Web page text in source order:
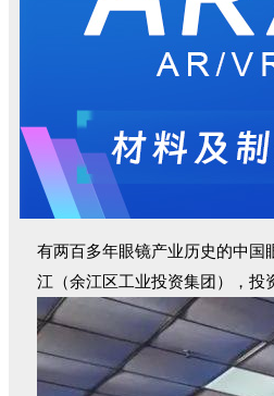
有两百多年眼镜产业历史的中
江（余江区工业投资集团 ），投